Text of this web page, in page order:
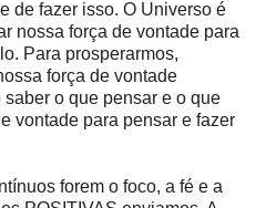
de fazer isso. O Universo é
nossa força de vontade para
Para prosperarmos,
força de vontade
o que pensar e o que
vontade para pensar e fazer
forem o foco, a fé e a